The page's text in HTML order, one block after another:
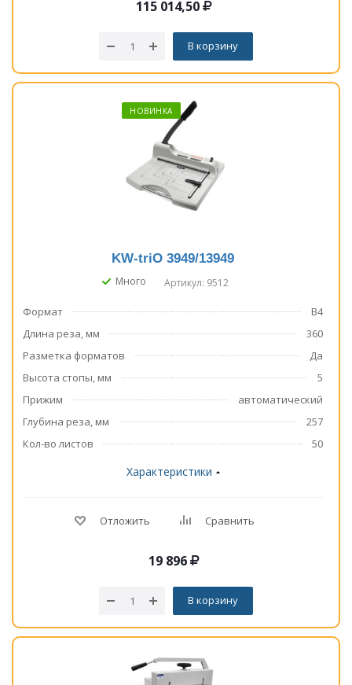
115 014,50
В корзину
НОВИНКА
KW-triO 3949/13949
Много Артикул: 9512
Формат
B4
Длина реза, мм
360
Разметка форматов
Да
Высота стопы, мм
5
Прижим
автоматический
Глубина реза, мм
257
Кол-во листов
50
Характеристики
Отложить Сравнить
19 896
В корзину